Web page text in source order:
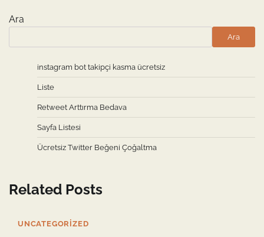
Ara
Ara
instagram bot takipçi kasma ücretsiz
Liste
Retweet Arttırma Bedava
Sayfa Listesi
Ücretsiz Twitter Beğeni Çoğaltma
Related Posts
UNCATEGORIZED